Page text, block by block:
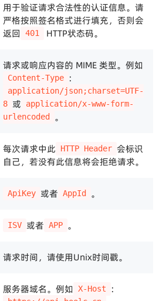
用于验证请求合法性的认证信息。请
严格按照签名格式进行填充，否则会
返回
401 HTTP状态码。
请求或响应内容的 MIME 类型。例如
Content-Type :
application/json;charset=UTF-
8 或
application/x-www-form-
urlencoded
。
每次请求中此 HTTP Header 会标识
自己，若没有此信息将会拒绝请求。
ApiKey 或者 AppId 。
ISV 或者 APP 。
请求时间，请使用Unix时间戳。
服务器域名。例如 X-Host :